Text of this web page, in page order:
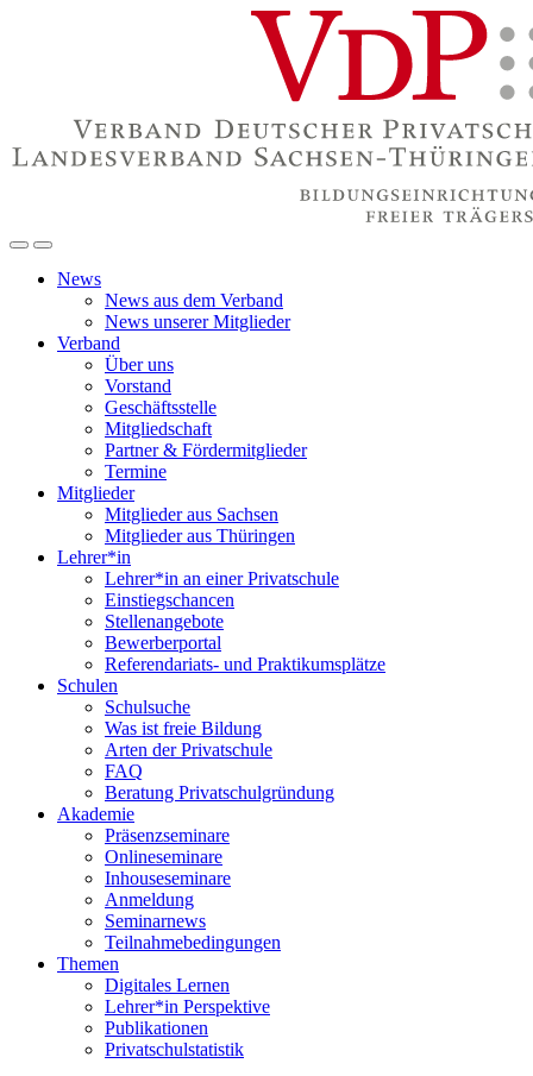
News
News aus dem Verband
News unserer Mitglieder
Verband
Über uns
Vorstand
Geschäftsstelle
Mitgliedschaft
Partner & Fördermitglieder
Termine
Mitglieder
Mitglieder aus Sachsen
Mitglieder aus Thüringen
Lehrer*in
Lehrer*in an einer Privatschule
Einstiegschancen
Stellenangebote
Bewerberportal
Referendariats- und Praktikumsplätze
Schulen
Schulsuche
Was ist freie Bildung
Arten der Privatschule
FAQ
Beratung Privatschulgründung
Akademie
Präsenzseminare
Onlineseminare
Inhouseseminare
Anmeldung
Seminarnews
Teilnahmebedingungen
Themen
Digitales Lernen
Lehrer*in Perspektive
Publikationen
Privatschulstatistik